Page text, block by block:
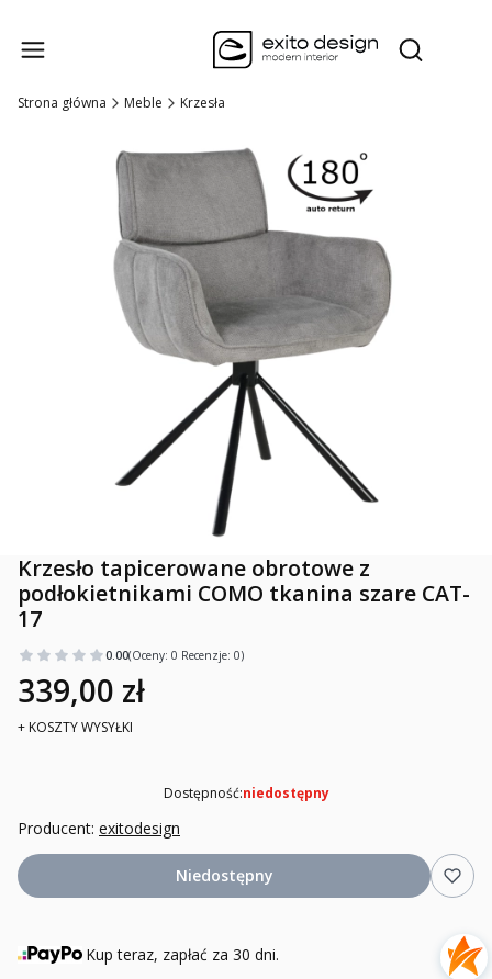
Otwórz
Strona główna Meble Krzesła
Krzesło tapicerowane obrotowe z
podłokietnikami COMO tkanina szare CAT-
17
0.00(Oceny: 0 Recenzje: 0)
339,00 zł
+ KOSZTY WYSYŁKI
Dostępność:niedostępny
Producent: exitodesign
Niedostępny
Kup teraz, zapłać za 30 dni.